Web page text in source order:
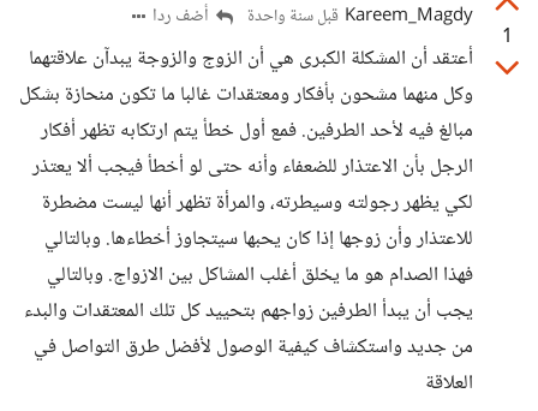
1
Kareem_Magdy قبل سنة واحدة أضف ردا
أعتقد أن المشكلة الكبرى هي أن الزوج والزوجة يبدآن علاقتهما
وكل منهما مشحون بأفكار ومعتقدات غالبا ما تكون منحازة بشكل
مبالغ فيه لأحد الطرفين. فمع أول خطأ يتم ارتكابه تظهر أفكار
الرجل بأن الاعتذار للضعفاء وأنه حتى لو أخطأ فيجب ألا يعتذر
لكي يظهر رجولته وسيطرته، والمرأة تظهر أنها ليست مضطرة
للاعتذار وأن زوجها إذا كان يحبها سيتجاوز أخطاءها. وبالتالي
فهذا الصدام هو ما يخلق أغلب المشاكل بين الازواج. وبالتالي
يجب أن يبدأ الطرفين زواجهم بتحييد كل تلك المعتقدات والبدء
من جديد واستكشاف كيفية الوصول لأفضل طرق التواصل في
العلاقة